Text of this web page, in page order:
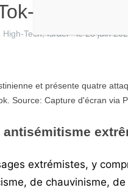
vidéo-
High-Tech,Israël- le23 juin
extrémistes, y
de chauvinisme,